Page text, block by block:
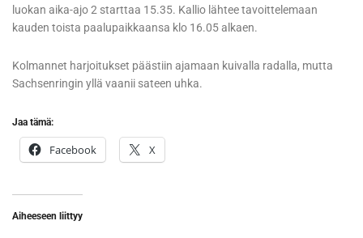
luokan aika-ajo 2 starttaa 15.35. Kallio lähtee tavoittelemaan
kauden toista paalupaikkaansa klo 16.05 alkaen.
Kolmannet harjoitukset päästiin ajamaan kuivalla radalla, mutta
Sachsenringin yllä vaanii sateen uhka.
Jaa tämä:
Facebook X
Aiheeseen liittyy